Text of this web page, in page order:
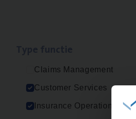
Claims Management
Customer Services
Insurance Operations